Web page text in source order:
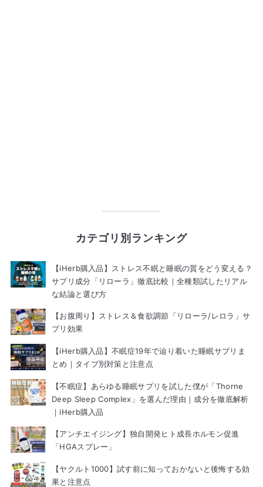
カテゴリ別ランキング
【iHerb購入品】ストレス不眠と睡眠の質をどう変える？
サプリ成分「リローラ」徹底比較｜全種類試したリアル
な結論と選び方
【お腹周り】ストレス＆食欲調節「リローラ/レロラ」サ
プリ効果
【iHerb購入品】不眠症19年で辿り着いた睡眠サプリま
とめ｜タイプ別対策と注意点
【不眠症】あらゆる睡眠サプリを試した僕が「Thorne
Deep Sleep Complex」を選んだ理由｜成分を徹底解析
｜iHerb購入品
【アンチエイジング】独自開発ヒト成長ホルモン促進
「HGAスプレー」
【ヤクルト1000】試す前に知っておかないと後悔する効
果と注意点